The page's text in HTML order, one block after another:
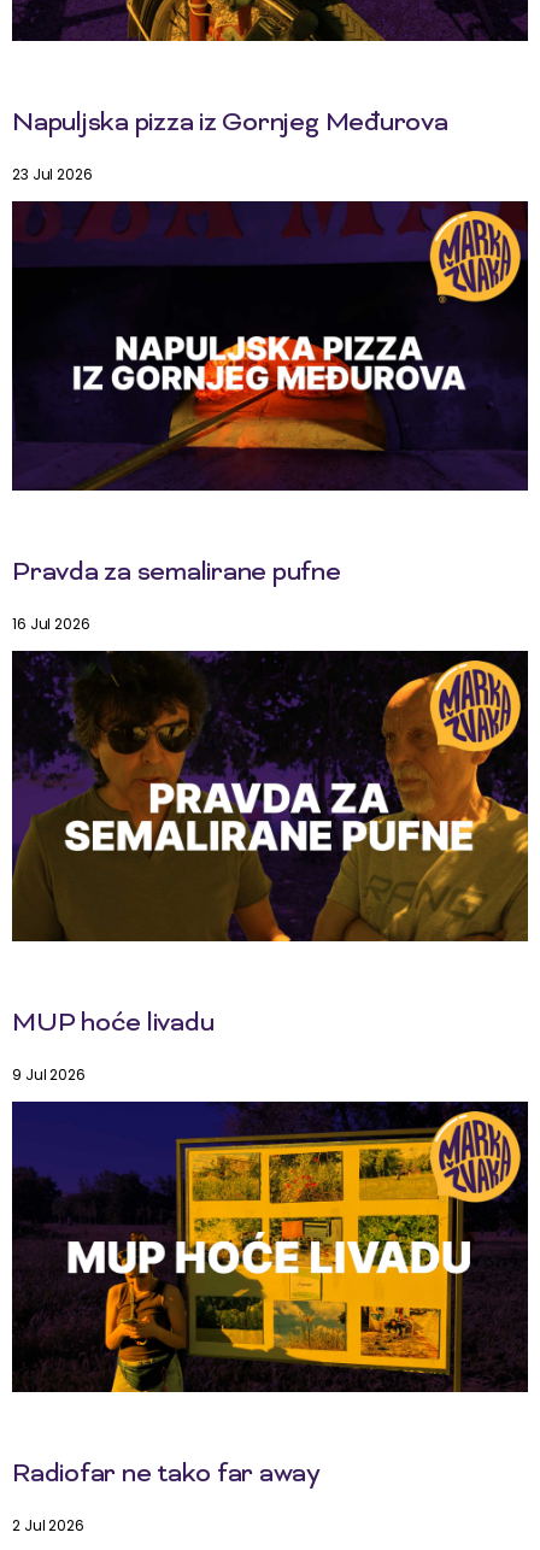
Napuljska pizza iz Gornjeg Međurova
23 Jul 2026
Pravda za semalirane pufne
16 Jul 2026
MUP hoće livadu
9 Jul 2026
Radiofar ne tako far away
2 Jul 2026